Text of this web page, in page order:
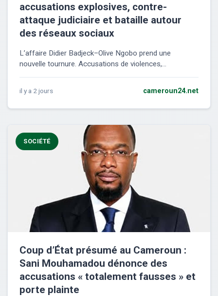
accusations explosives, contre-
attaque judiciaire et bataille autour
des réseaux sociaux
L’affaire Didier Badjeck–Olive Ngobo prend une
nouvelle tournure. Accusations de violences,...
il y a 2 jours cameroun24.net
SOCIÉTÉ
Coup d’État présumé au Cameroun :
Sani Mouhamadou dénonce des
accusations « totalement fausses » et
porte plainte